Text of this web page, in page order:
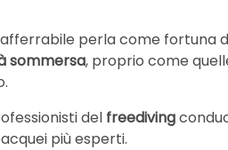
perla come fortuna
sommersa, proprio come
del freediving
più esperti.